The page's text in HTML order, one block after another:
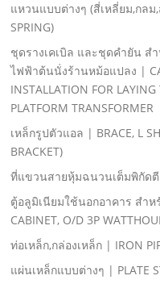
แหวนแบบต่างๆ (สี่เหลี่ยม,กลม,
SPRING)
ชุดรางเคเบิล และชุดคํายัน สํ
ไฟฟ้าต้นนั่งร้านหม้อแปลง |
INSTALLATION FOR
PLATFORM TRANSFORMER
เหล็กรูปตัวแอล | BRACE, L
BRACKET)
ที่แขวนสายหุ้มฉนวนเต็มพิกัดตีเ
ตู้อลูมิเนียมใช้นอกอาคาร สําห
CABINET, O/D 3P
ท่อเหล็ก,กล่องเหล็ก | IRON
แผ่นเหล็กแบบต่างๆ | PLATE